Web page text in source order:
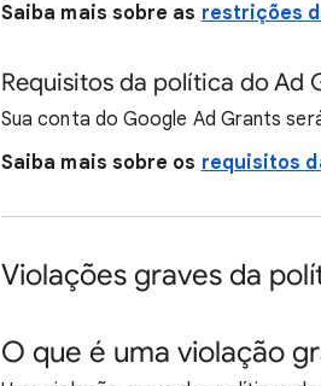
Saiba mais sobre as restrições
Requisitos da política do Ad
Sua conta do Google Ad Grants
Saiba mais sobre os requisitos
Violações graves da
O que é uma violação